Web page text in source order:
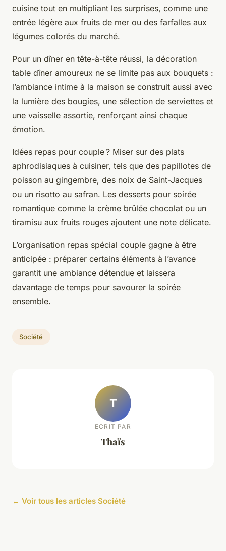
cuisine tout en multipliant les surprises, comme une
entrée légère aux fruits de mer ou des farfalles aux
légumes colorés du marché.
Pour un dîner en tête-à-tête réussi, la décoration
table dîner amoureux ne se limite pas aux bouquets :
l’ambiance intime à la maison se construit aussi avec
la lumière des bougies, une sélection de serviettes et
une vaisselle assortie, renforçant ainsi chaque
émotion.
Idées repas pour couple ? Miser sur des plats
aphrodisiaques à cuisiner, tels que des papillotes de
poisson au gingembre, des noix de Saint-Jacques
ou un risotto au safran. Les desserts pour soirée
romantique comme la crème brûlée chocolat ou un
tiramisu aux fruits rouges ajoutent une note délicate.
L’organisation repas spécial couple gagne à être
anticipée : préparer certains éléments à l’avance
garantit une ambiance détendue et laissera
davantage de temps pour savourer la soirée
ensemble.
Société
T
ECRIT PAR
Thaïs
← Voir tous les articles Société